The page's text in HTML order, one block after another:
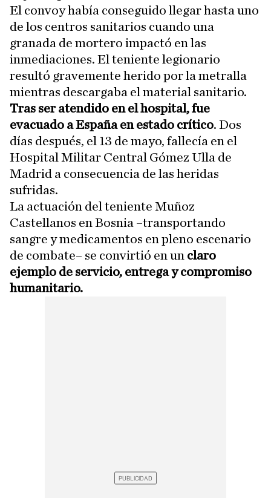
El convoy había conseguido llegar hasta uno
de los centros sanitarios cuando una
granada de mortero impactó en las
inmediaciones. El teniente legionario
resultó gravemente herido por la metralla
mientras descargaba el material sanitario.
Tras ser atendido en el hospital, fue
evacuado a España en estado crítico. Dos
días después, el 13 de mayo, fallecía en el
Hospital Militar Central Gómez Ulla de
Madrid a consecuencia de las heridas
sufridas.
La actuación del teniente Muñoz
Castellanos en Bosnia –transportando
sangre y medicamentos en pleno escenario
de combate– se convirtió en un claro
ejemplo de servicio, entrega y compromiso
humanitario.